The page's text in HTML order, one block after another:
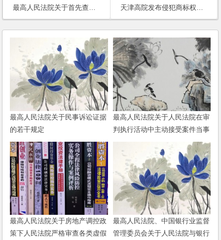
最高人民法院关于首先查封法院与优先债权执行法院处分查封财产有关问题的批复
天津高院发布侵犯商标权纠纷案件的审理指南
最高人民法院关于民事诉讼证据
的若干规定
最高人民法院关于人民法院在审
判执行活动中主动接受案件当事
最高人民法院关于房地产调控政
策下人民法院严格审查各类虚假
最高人民法院、中国银行业监督
管理委员会关于人民法院与银行